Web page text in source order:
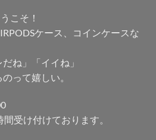
こそ！
ケース、コインケースな
ね」「イイね」
って嬉しい。
受け付けております。